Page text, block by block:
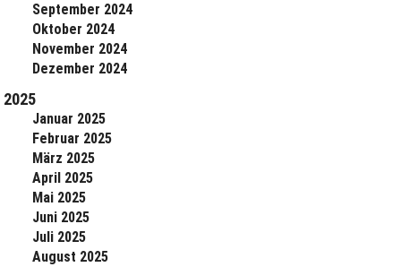
September 2024
Oktober 2024
November 2024
Dezember 2024
2025
Januar 2025
Februar 2025
März 2025
April 2025
Mai 2025
Juni 2025
Juli 2025
August 2025